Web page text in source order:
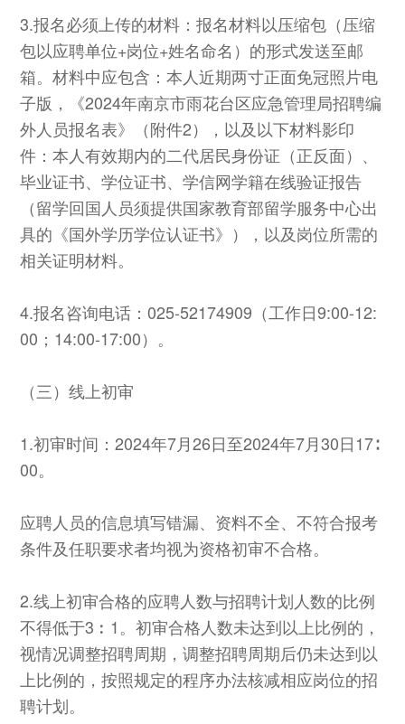
3.报名必须上传的材料：报名材料以压缩包（压缩
包以应聘单位+岗位+姓名命名）的形式发送至邮
箱。材料中应包含：本人近期两寸正面免冠照片电
子版，《2024年南京市雨花台区应急管理局招聘编
外人员报名表》（附件2），以及以下材料影印
件：本人有效期内的二代居民身份证（正反面）、
毕业证书、学位证书、学信网学籍在线验证报告
（留学回国人员须提供国家教育部留学服务中心出
具的《国外学历学位认证书》），以及岗位所需的
相关证明材料。
4.报名咨询电话：025-52174909（工作日9:00-12:
00；14:00-17:00）。
（三）线上初审
1.初审时间：2024年7月26日至2024年7月30日17∶
00。
应聘人员的信息填写错漏、资料不全、不符合报考
条件及任职要求者均视为资格初审不合格。
2.线上初审合格的应聘人数与招聘计划人数的比例
不得低于3︰1。初审合格人数未达到以上比例的，
视情况调整招聘周期，调整招聘周期后仍未达到以
上比例的，按照规定的程序办法核减相应岗位的招
聘计划。